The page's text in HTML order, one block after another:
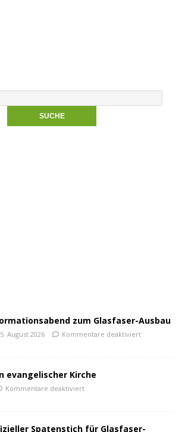
zum Glasfaser-Ausbau
August 2026 Kommentare deaktiviert
evangelischer Kirche
Kommentare deaktiviert
Spatenstich für Glasfaser-